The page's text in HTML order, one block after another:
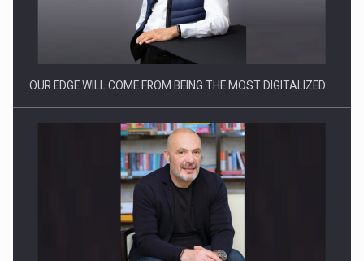
CEO Conference - Shaping The Future - Technology and…
Webinar - Business Evolution-RETHINK STRATEGY-Finantare
Investitii Digitalizare
OUR EDGE WILL COME FROM BEING THE MOST DIGITALIZED…